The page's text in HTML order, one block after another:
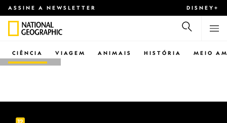
ASSINE A NEWSLETTER DISNEY+
CIÊNCIA VIAGEM ANIMAIS HISTÓRIA MEIO